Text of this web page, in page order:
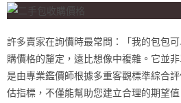
許多賣家在詢價時最常問：「我的包包
購價格的釐定，遠比想像中複雜。它並
是由專業鑑價師根據多重客觀標準綜合
估指標，不僅能幫助您建立合理的期望